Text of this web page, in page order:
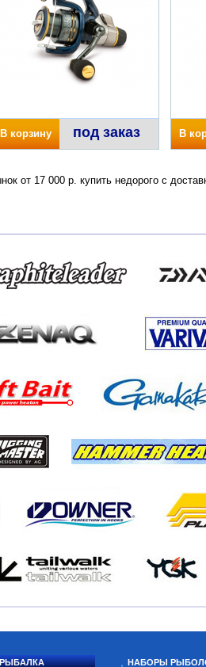
В корзину под заказ В
от 17 000 р. купить недорого с
НАБОРЫ